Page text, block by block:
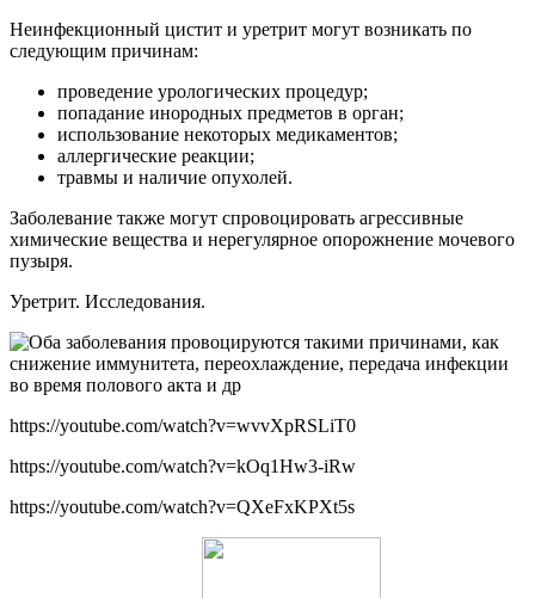
Неинфекционный цистит и уретрит могут возникать по
следующим причинам:
проведение урологических процедур;
попадание инородных предметов в орган;
использование некоторых медикаментов;
аллергические реакции;
травмы и наличие опухолей.
Заболевание также могут спровоцировать агрессивные
химические вещества и нерегулярное опорожнение мочевого
пузыря.
Уретрит. Исследования.
https://youtube.com/watch?v=wvvXpRSLiT0
https://youtube.com/watch?v=kOq1Hw3-iRw
https://youtube.com/watch?v=QXeFxKPXt5s